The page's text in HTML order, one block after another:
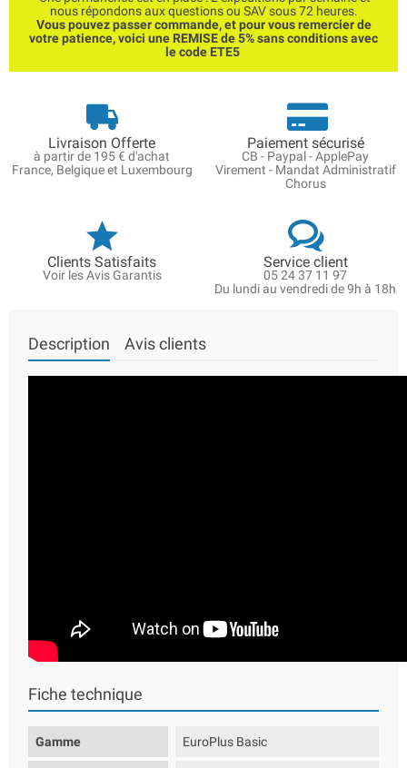
nous répondons aux questions ou SAV sous 72 heures.
Vous pouvez passer commande, et pour vous remercier de
votre patience, voici une REMISE de 5% sans conditions avec
le code ETE5
Livraison Offerte
à partir de 195 € d'achat
France, Belgique et Luxembourg
Paiement sécurisé
CB - Paypal - ApplePay
Virement - Mandat Administratif
Chorus
Clients Satisfaits
Voir les Avis Garantis
Service client
05 24 37 11 97
Du lundi au vendredi de 9h à 18h
Description Avis clients
Fiche technique
Gamme EuroPlus Basic